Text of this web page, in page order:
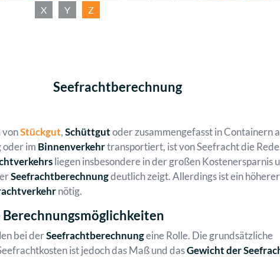
X
Y Z
Seefrachtberechnung
vonStückgut,Schüttgutoder zusammengefasst in Containern
oder im Binnenverkehrtransportiert, ist von Seefracht die
liegen insbesondere in der großen Kostenersparnis
Seefrachtberechnungdeutlich zeigt. Allerdings ist ein
nötig.
bei derSeefrachtberechnungeine Rolle. Die grundsätzliche
ist jedoch das Maß und dasGewicht der